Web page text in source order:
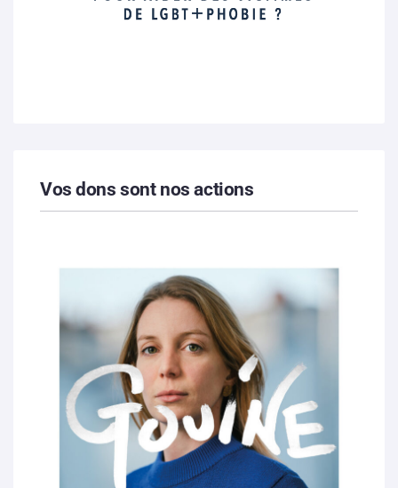
Vos dons sont nos actions